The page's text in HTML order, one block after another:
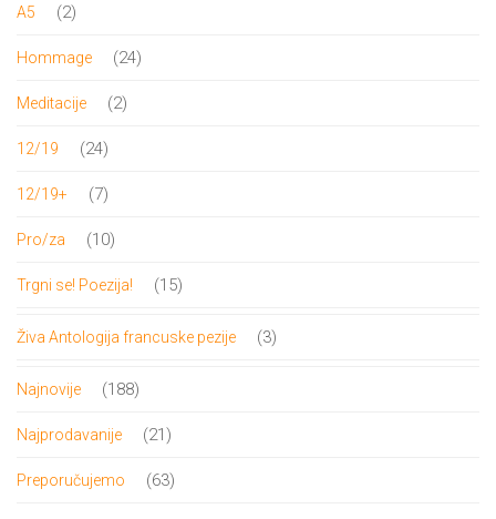
A5 22
Hommage 2424
Meditacije 22
12/19 2424
12/19+ 77
Pro/za 1010
Trgni se! Poezija! 1515
Živa Antologija francuske pezije 33
Najnovije 188188
Najprodavanije 2121
Preporučujemo 6363